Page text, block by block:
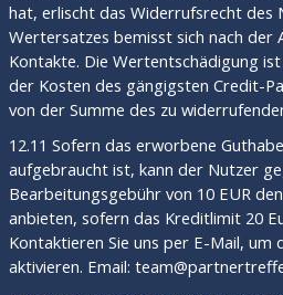
hat, erlischt das Widerrufsrecht des
Wertersatzes bemisst sich nach der
Kontakte. Die Wertentschädigung
der Kosten des gängigsten Credit-
von der Summe des zu
12.11 Sofern das erworbene
aufgebraucht ist, kann der Nutzer
Bearbeitungsgebühr von 10 EUR
anbieten, sofern das Kreditlimit 20
Kontaktieren Sie uns per E-Mail, um
aktivieren. Email: